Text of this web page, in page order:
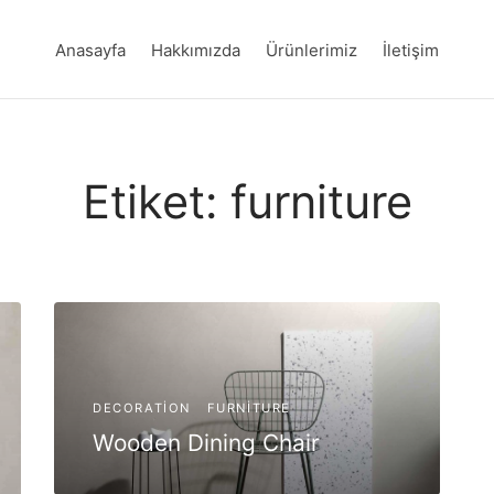
Anasayfa Hakkımızda Ürünlerimiz İletişim
Etiket: furniture
DECORATION FURNITURE
Wooden Dining Chair